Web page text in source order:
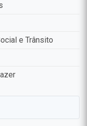
e Trânsito